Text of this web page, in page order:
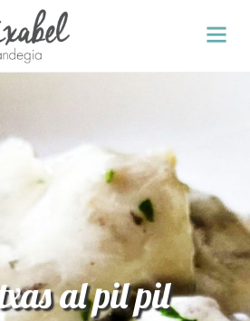
al pil pil